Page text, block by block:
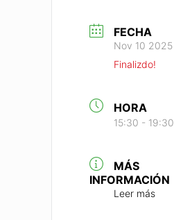
FECHA
Nov 10 2025
Finalizdo!
HORA
15:30 - 19:30
MÁS
INFORMACIÓN
Leer más